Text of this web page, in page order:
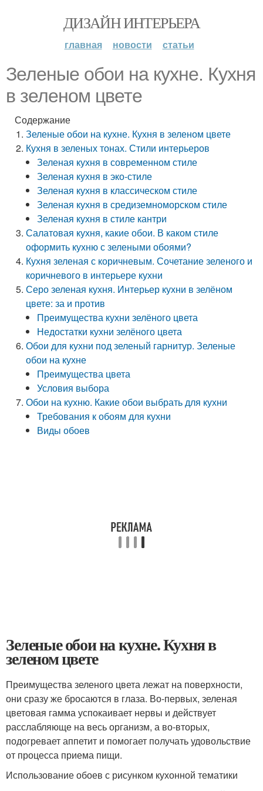
ДИЗАЙН ИНТЕРЬЕРА
главная новости статьи
Зеленые обои на кухне. Кухня
в зеленом цвете
Содержание
Зеленые обои на кухне. Кухня в зеленом цвете
Кухня в зеленых тонах. Стили интерьеров
Зеленая кухня в современном стиле
Зеленая кухня в эко-стиле
Зеленая кухня в классическом стиле
Зеленая кухня в средиземноморском стиле
Зеленая кухня в стиле кантри
Салатовая кухня, какие обои. В каком стиле
оформить кухню с зелеными обоями?
Кухня зеленая с коричневым. Сочетание зеленого и
коричневого в интерьере кухни
Серо зеленая кухня. Интерьер кухни в зелёном
цвете: за и против
Преимущества кухни зелёного цвета
Недостатки кухни зелёного цвета
Обои для кухни под зеленый гарнитур. Зеленые
обои на кухне
Преимущества цвета
Условия выбора
Обои на кухню. Какие обои выбрать для кухни
Требования к обоям для кухни
Виды обоев
Зеленые обои на кухне. Кухня в
зеленом цвете
Преимущества зеленого цвета лежат на поверхности,
они сразу же бросаются в глаза. Во-первых, зеленая
цветовая гамма успокаивает нервы и действует
расслабляюще на весь организм, а во-вторых,
подогревает аппетит и помогает получать удовольствие
от процесса приема пищи.
Использование обоев с рисунком кухонной тематики